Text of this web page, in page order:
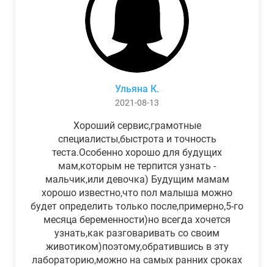
Ульяна К.
2021-08-13
Хороший сервис,грамотные
специалисты,быстрота и точность
теста.Особенно хорошо для будущих
мам,которым не терпится узнать -
мальчик,или девочка) Будущим мамам
хорошо известно,что пол малыша можно
будет определить только после,примерно,5-го
месяца беременности)но всегда хочется
узнать,как разговаривать со своим
животиком)поэтому,обратившись в эту
лабораторию,можно на самых ранних сроках